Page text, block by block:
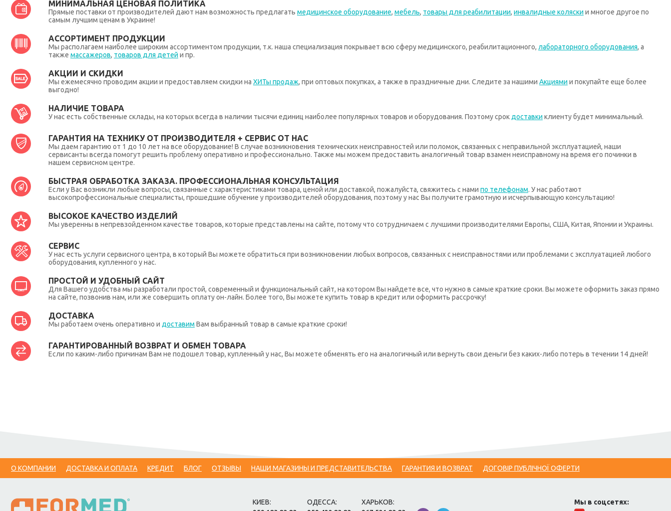
МИНИМАЛЬНАЯ ЦЕНОВАЯ ПОЛИТИКА
Прямые поставки от производителей дают нам возможность предлагать медицинское оборудование, мебель, товары для реабилитации, инвалидные коляски и многое другое по
самым лучшим ценам в Украине!
АССОРТИМЕНТ ПРОДУКЦИИ
Мы располагаем наиболее широким ассортиментом продукции, т.к. наша специализация покрывает всю сферу медицинского, реабилитационного, лабораторного оборудования, а
также массажеров, товаров для детей и пр.
АКЦИИ И СКИДКИ
Мы ежемесячно проводим акции и предоставляем скидки на ХИТы продаж, при оптовых покупках, а также в праздничные дни. Следите за нашими Акциями и покупайте еще более
выгодно!
НАЛИЧИЕ ТОВАРА
У нас есть собственные склады, на которых всегда в наличии тысячи единиц наиболее популярных товаров и оборудования. Поэтому срок доставки клиенту будет минимальный.
ГАРАНТИЯ НА ТЕХНИКУ ОТ ПРОИЗВОДИТЕЛЯ + СЕРВИС ОТ НАС
Мы даем гарантию от 1 до 10 лет на все оборудование! В случае возникновения технических неисправностей или поломок, связанных с неправильной эксплуатацией, наши
сервисанты всегда помогут решить проблему оперативно и профессионально. Также мы можем предоставить аналогичный товар взамен неисправному на время его починки в
нашем сервисном центре.
БЫСТРАЯ ОБРАБОТКА ЗАКАЗА. ПРОФЕССИОНАЛЬНАЯ КОНСУЛЬТАЦИЯ
Если у Вас возникли любые вопросы, связанные с характеристиками товара, ценой или доставкой, пожалуйста, свяжитесь с нами по телефонам. У нас работают
высокопрофессиональные специалисты, прошедшие обучение у производителей оборудования, поэтому у нас Вы получите грамотную и исчерпывающую консультацию!
ВЫСОКОЕ КАЧЕСТВО ИЗДЕЛИЙ
Мы уверенны в непревзойденном качестве товаров, которые представлены на сайте, потому что сотрудничаем с лучшими производителями Европы, США, Китая, Японии и Украины.
СЕРВИС
У нас есть услуги сервисного центра, в который Вы можете обратиться при возникновении любых вопросов, связанных с неисправностями или проблемами с эксплуатацией любого
оборудования, купленного у нас.
ПРОСТОЙ И УДОБНЫЙ САЙТ
Для Вашего удобства мы разработали простой, современный и функциональный сайт, на котором Вы найдете все, что нужно в самые краткие сроки. Вы можете оформить заказ прямо
на сайте, позвонив нам, или же совершить оплату он-лайн. Более того, Вы можете купить товар в кредит или оформить рассрочку!
ДОСТАВКА
Мы работаем очень оперативно и доставим Вам выбранный товар в самые краткие сроки!
ГАРАНТИРОВАННЫЙ ВОЗВРАТ И ОБМЕН ТОВАРА
Если по каким-либо причинам Вам не подошел товар, купленный у нас, Вы можете обменять его на аналогичный или вернуть свои деньги без каких-либо потерь в течении 14 дней!
О КОМПАНИИ ДОСТАВКА И ОПЛАТА КРЕДИТ БЛОГ ОТЗЫВЫ НАШИ МАГАЗИНЫ И ПРЕДСТАВИТЕЛЬСТВА ГАРАНТИЯ И ВОЗВРАТ ДОГОВІР ПУБЛІЧНОЇ ОФЕРТИ
КИЕВ:
ОДЕССА:
ХАРЬКОВ:
Мы в соцсетях: